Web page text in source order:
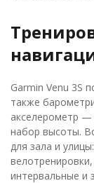
Garmin Venu 3S
также
акселерометр —
набор высоты.
для зала и
интервальные и